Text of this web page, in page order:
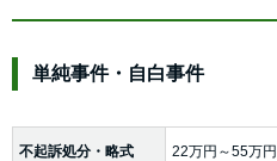
単純事件・自白事件
不起訴処分・略式 22万円～55万円